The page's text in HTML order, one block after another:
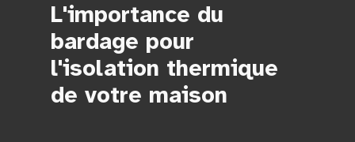
L'importance du
bardage pour
l'isolation thermique
de votre maison